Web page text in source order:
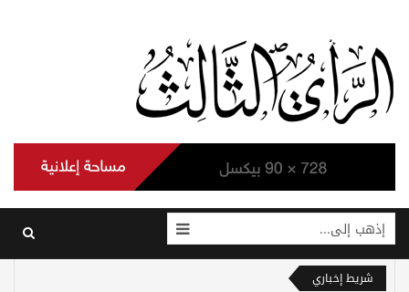
إذهب إلى...
شريط إخباري